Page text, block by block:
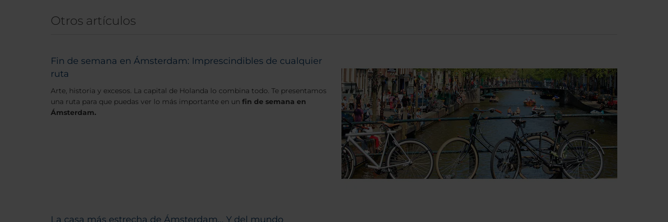
Otros artículos
Fin de semana en Ámsterdam: Imprescindibles de cualquier
ruta
Arte, historia y excesos. La capital de Holanda lo combina todo. Te presentamos
una ruta para que puedas ver lo más importante en un fin de semana en
Ámsterdam.
La casa más estrecha de Ámsterdam... Y del mundo